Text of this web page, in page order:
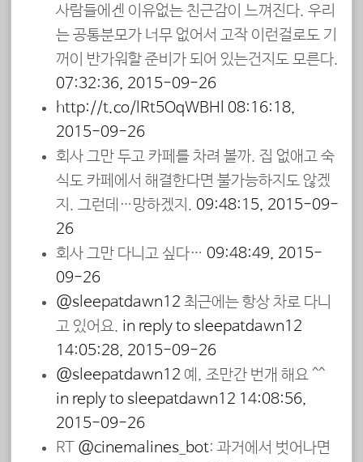
사람들에겐 이유없는 친근감이 느껴진다. 우리
는 공통분모가 너무 없어서 고작 이런걸로도 기
꺼이 반가워할 준비가 되어 있는건지도 모른다.
07:32:36, 2015-09-26
http://t.co/lRt5OqWBHl 08:16:18,
2015-09-26
회사 그만 두고 카페를 차려 볼까. 집 없애고 숙
식도 카페에서 해결한다면 불가능하지도 않겠
지. 그런데…망하겠지. 09:48:15, 2015-09-
26
회사 그만 다니고 싶다… 09:48:49, 2015-
09-26
@sleepatdawn12 최근에는 항상 차로 다니
고 있어요. in reply to sleepatdawn12
14:05:28, 2015-09-26
@sleepatdawn12 예, 조만간 번개 해요 ^^
in reply to sleepatdawn12 14:08:56,
2015-09-26
RT @cinemalines_bot: 과거에서 벗어나면